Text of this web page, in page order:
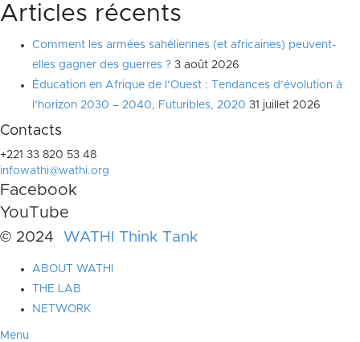
Articles récents
Comment les armées sahéliennes (et africaines) peuvent-
elles gagner des guerres ? 3 août 2026
Éducation en Afrique de l’Ouest : Tendances d’évolution à
l’horizon 2030 – 2040, Futuribles, 2020 31 juillet 2026
Contacts
+221 33 820 53 48
infowathi@wathi.org
Facebook
YouTube
© 2024 WATHI Think Tank
ABOUT WATHI
THE LAB
NETWORK
Menu